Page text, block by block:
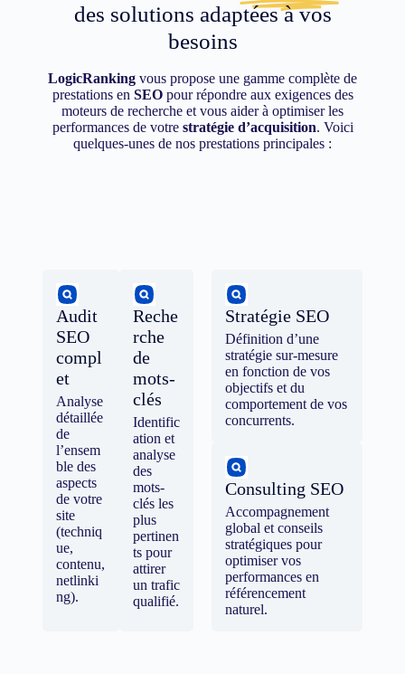
des solutions adaptées à vos
besoins
LogicRanking vous propose une gamme complète de
prestations en SEOpour répondre aux exigences des
moteurs de recherche et vous aider à optimiser les
performances de votre stratégie d’acquisition. Voici
quelques-unes de nos prestations principales :
Audit
SEO
compl
et
Analyse
détaillée
de
l’ensem
ble des
aspects
de votre
site
(techniq
ue,
contenu,
netlinki
ng).
Reche
rche
de
mots-
clés
Identific
ation et
analyse
des
mots-
clés les
plus
pertinen
ts pour
attirer
un trafic
qualifié.
Stratégie SEO
Définition d’une
stratégie sur-mesure
en fonction de vos
objectifs et du
comportement de vos
concurrents.
Consulting SEO
Accompagnement
global et conseils
stratégiques pour
optimiser vos
performances en
référencement
naturel.